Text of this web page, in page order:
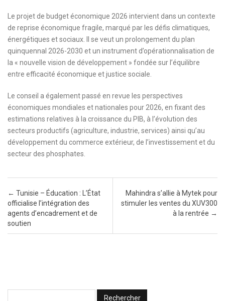
Le projet de budget économique 2026 intervient dans un contexte
de reprise économique fragile, marqué par les défis climatiques,
énergétiques et sociaux. Il se veut un prolongement du plan
quinquennal 2026-2030 et un instrument d’opérationnalisation de
la « nouvelle vision de développement » fondée sur l’équilibre
entre efficacité économique et justice sociale.
Le conseil a également passé en revue les perspectives
économiques mondiales et nationales pour 2026, en fixant des
estimations relatives à la croissance du PIB, à l’évolution des
secteurs productifs (agriculture, industrie, services) ainsi qu’au
développement du commerce extérieur, de l’investissement et du
secteur des phosphates.
Post navigation
← Tunisie – Éducation : L’État
officialise l’intégration des
agents d’encadrement et de
soutien
Mahindra s’allie à Mytek pour
stimuler les ventes du XUV300
à la rentrée →